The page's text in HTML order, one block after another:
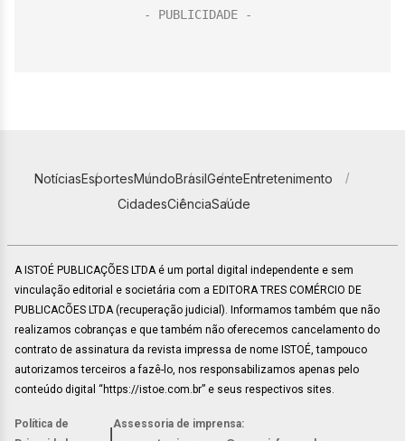
NotíciasEsportesMundoBrasilGenteEntretenimento
CidadesCiênciaSaúde
A ISTOÉ PUBLICAÇÕES LTDA é um portal digital independente e sem
vinculação editorial e societária com a EDITORA TRES COMÉRCIO DE
PUBLICACÕES LTDA (recuperação judicial). Informamos também que não
realizamos cobranças e que também não oferecemos cancelamento do
contrato de assinatura da revista impressa de nome ISTOÉ, tampouco
autorizamos terceiros a fazê-lo, nos responsabilizamos apenas pelo
conteúdo digital “https://istoe.com.br” e seus respectivos sites.
Política de
Assessoria de imprensa: